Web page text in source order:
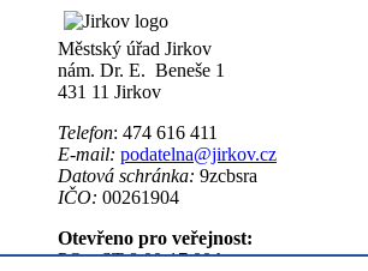
Městský úřad Jirkov
nám. Dr. E. Beneše 1
431 11 Jirkov
Telefon: 474 616 411
E-mail: podatelna@jirkov.cz
Datová schránka: 9zcbsra
IČO: 00261904
Otevřeno pro veřejnost:
PO a ST 8:00-17:00 h.